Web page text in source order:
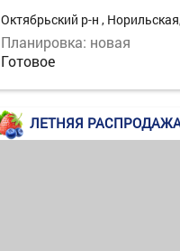
Октябрьский р-н ,
Планировка: новая
Готовое
ЛЕТНЯЯ